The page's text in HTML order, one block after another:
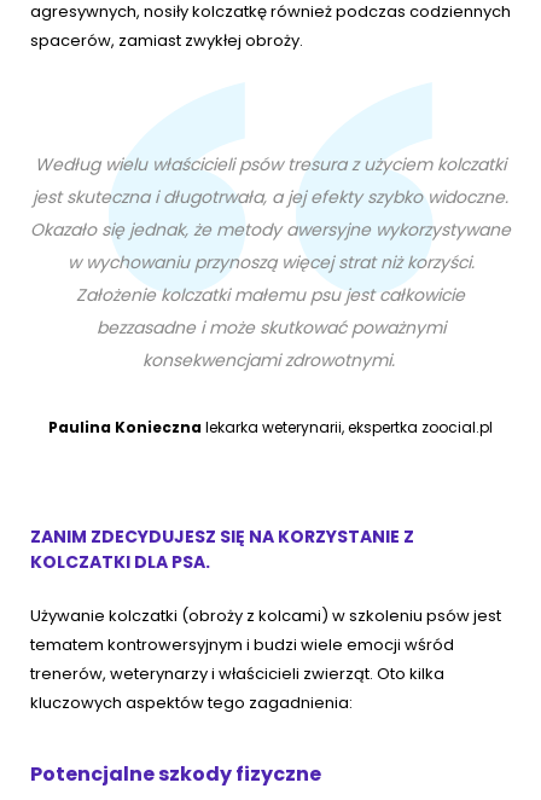
agresywnych, nosiły kolczatkę również podczas codziennych
spacerów, zamiast zwykłej obroży.
Według wielu właścicieli psów tresura z użyciem kolczatki
jest skuteczna i długotrwała, a jej efekty szybko widoczne.
Okazało się jednak, że metody awersyjne wykorzystywane
w wychowaniu przynoszą więcej strat niż korzyści.
Założenie kolczatki małemu psu jest całkowicie
bezzasadne i może skutkować poważnymi
konsekwencjami zdrowotnymi.
Paulina Koniecznalekarka weterynarii, ekspertka zoocial.pl
ZANIM ZDECYDUJESZ SIĘ NA KORZYSTANIE Z
KOLCZATKI DLA PSA.
Używanie kolczatki (obroży z kolcami) w szkoleniu psów jest
tematem kontrowersyjnym i budzi wiele emocji wśród
trenerów, weterynarzy i właścicieli zwierząt. Oto kilka
kluczowych aspektów tego zagadnienia:
Potencjalne szkody fizyczne